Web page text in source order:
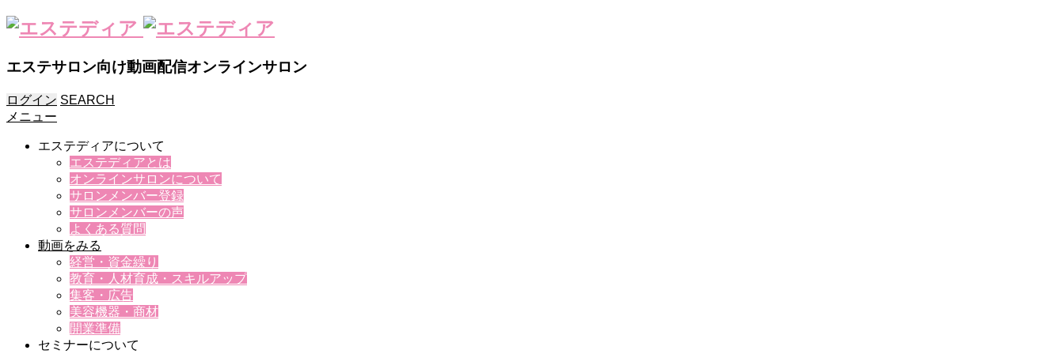
エステサロン向け動画配信オンラインサロン
ログイン SEARCH
メニュー
エステディアについて
エステディアとは
オンラインサロンについて
サロンメンバー登録
サロンメンバーの声
よくある質問
動画をみる
経営・資金繰り
教育・人材育成・スキルアップ
集客・広告
美容機器・商材
開業準備
セミナーについて